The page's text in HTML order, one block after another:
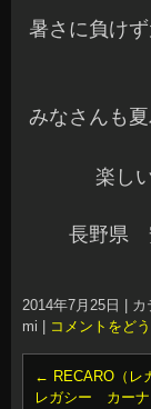
暑さに負け
みなさんも
楽し
長野県
2014年7月25日 カ
mi
コメントをど
← RECARO（
レガシー カーナ